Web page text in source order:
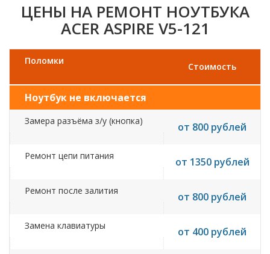
ЦЕНЫ НА РЕМОНТ НОУТБУКА
ACER ASPIRE V5-121
Поломки
Стоимость
Ноутбук не включается
Замера разъёма з/у (кнопка) от 800 рублей
Ремонт цепи питания от 1350 рублей
Ремонт после залития от 800 рублей
Замена клавиатуры от 400 рублей